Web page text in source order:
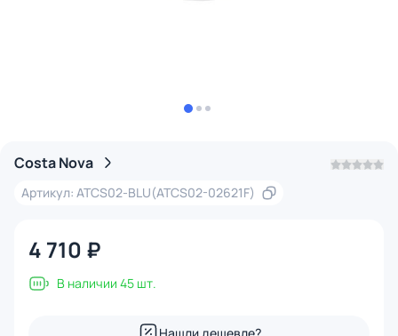
Costa Nova
Артикул: ATCS02-BLU(ATCS02-02621F)
4 710 ₽
В наличии 45 шт.